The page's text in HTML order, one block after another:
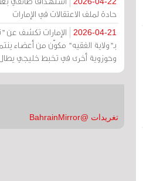
حادة لملف الاعتقالات في الإمارات
2026-04-21
الإمارات تكشف عن
بـ"ولاية الفقيه" مكوّن من أعضاء
وحوزوية أخرى في تخبط خليجي
تغريدات @BahrainMirror